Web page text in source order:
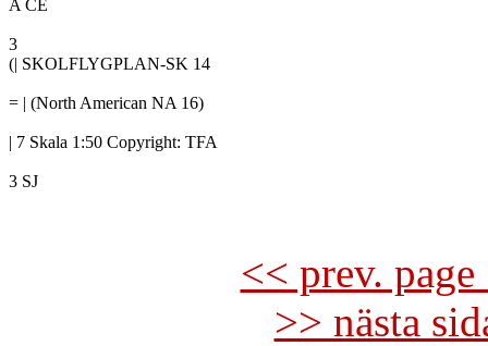
A CE
3
(| SKOLFLYGPLAN-SK 14
= | (North American NA 16)
| 7 Skala 1:50 Copyright: TFA
3 SJ
<< prev.
>> nästa